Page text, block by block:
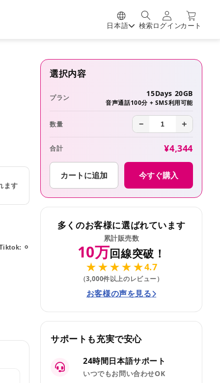
日本語 検索ログインカート
ます
⚪︎
選択内容
プラン 15Days 20GB
音声通話100分 + SMS利用可能
数量 − ＋
合計 ¥4,344
カートに追加 今すぐ購入
多くのお客様に選ばれています
累計販売数
10万回線突破！
★★★★★4.7
（3,000件以上のレビュー）
お客様の声を見る
サポートも充実で安心
24時間日本語サポート
いつでもお問い合わせOK